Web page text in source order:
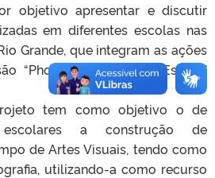
objetivo apresentar e discutir
em diferentes escolas nas
Grande, que integram as ações
“PhotoGraphein vai à Escola”
tem como objetivo o de
a construção de
de Artes Visuais, tendo como
utilizando-a como recurso